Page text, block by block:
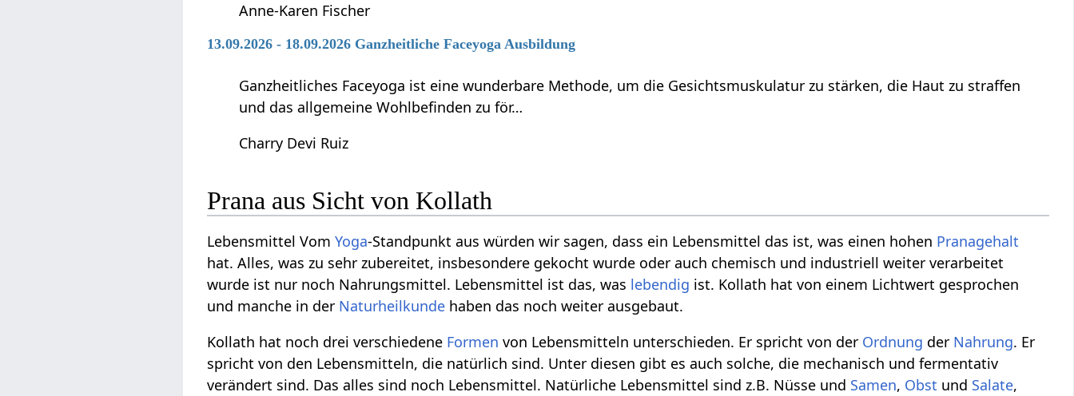
Anne-Karen Fischer
13.09.2026 - 18.09.2026 Ganzheitliche Faceyoga Ausbildung
Ganzheitliches Faceyoga ist eine wunderbare Methode, um die Gesichtsmuskulatur zu stärken, die Haut zu straffen
und das allgemeine Wohlbefinden zu för…
Charry Devi Ruiz
Prana aus Sicht von Kollath
Lebensmittel VomYoga-Standpunkt aus würden wir sagen, dass ein Lebensmittel das ist, was einen hohen Pranagehalt
hat. Alles, was zu sehr zubereitet, insbesondere gekocht wurde oder auch chemisch und industriell weiter verarbeitet
wurde ist nur noch Nahrungsmittel. Lebensmittel ist das, was lebendig ist. Kollath hat von einem Lichtwert gesprochen
und manche in der Naturheilkunde haben das noch weiter ausgebaut.
Kollath hat noch drei verschiedene Formen von Lebensmitteln unterschieden. Er spricht von der Ordnung der Nahrung. Er
spricht von den Lebensmitteln, die natürlich sind. Unter diesen gibt es auch solche, die mechanisch und fermentativ
verändert sind. Das alles sind noch Lebensmittel. Natürliche Lebensmittel sind z.B. Nüsse und Samen, Obst und Salate,